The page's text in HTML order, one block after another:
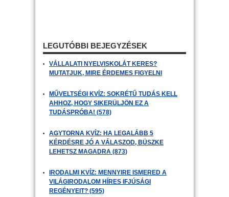
LEGUTÓBBI BEJEGYZÉSEK
VÁLLALATI NYELVISKOLÁT KERES?
MUTATJUK, MIRE ÉRDEMES FIGYELNI
MŰVELTSÉGI KVÍZ: SOKRÉTŰ TUDÁS KELL
AHHOZ, HOGY SIKERÜLJÖN EZ A
TUDÁSPRÓBA! (578)
AGYTORNA KVÍZ: HA LEGALÁBB 5
KÉRDÉSRE JÓ A VÁLASZOD, BÜSZKE
LEHETSZ MAGADRA (873)
IRODALMI KVÍZ: MENNYIRE ISMERED A
VILÁGIRODALOM HÍRES IFJÚSÁGI
REGÉNYEIT? (595)